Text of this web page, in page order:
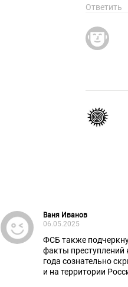
Ответить
Ваня Иванов
06.05.2025
ФСБ также
факты
года сознательно
и на территории